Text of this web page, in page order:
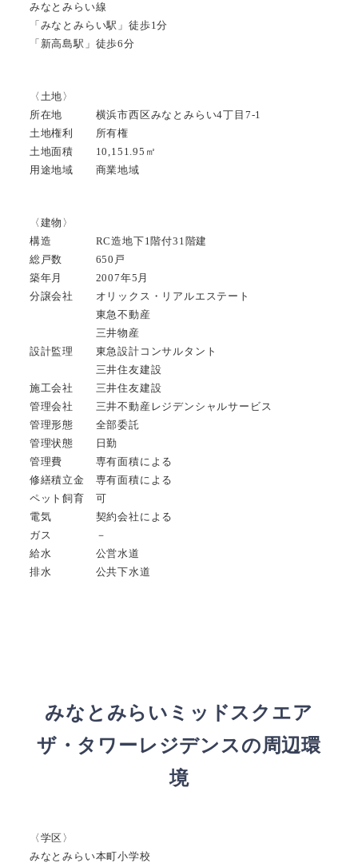
みなとみらい線
「みなとみらい駅」徒歩1分
「新高島駅」徒歩6分
〈土地〉
所在地 横浜市西区みなとみらい4丁目7-1
土地権利 所有権
土地面積 10,151.95㎡
用途地域 商業地域
〈建物〉
構造 RC造地下1階付31階建
総戸数 650戸
築年月 2007年5月
分譲会社 オリックス・リアルエステート
東急不動産
三井物産
設計監理 東急設計コンサルタント
三井住友建設
施工会社 三井住友建設
管理会社 三井不動産レジデンシャルサービス
管理形態 全部委託
管理状態 日勤
管理費 専有面積による
修繕積立金 専有面積による
ペット飼育 可
電気 契約会社による
ガス －
給水 公営水道
排水 公共下水道
みなとみらいミッドスクエア
ザ・タワーレジデンスの周辺環
境
〈学区〉
みなとみらい本町小学校